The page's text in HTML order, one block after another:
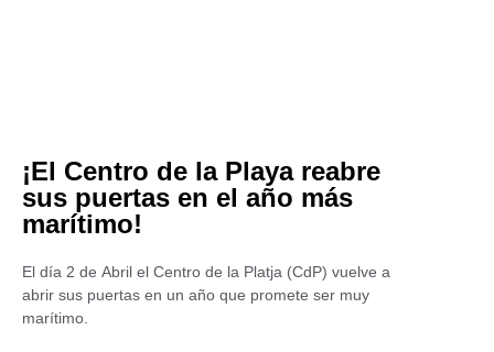
¡El Centro de la Playa reabre
sus puertas en el año más
marítimo!
El día 2 de Abril el Centro de la Platja (CdP) vuelve a
abrir sus puertas en un año que promete ser muy
marítimo.